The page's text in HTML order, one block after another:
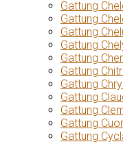
Gattung
Gattung
Gattung
Gattung
Gattung
Gattung
Gattung
Gattung
Gattung
Gattung
Gattung